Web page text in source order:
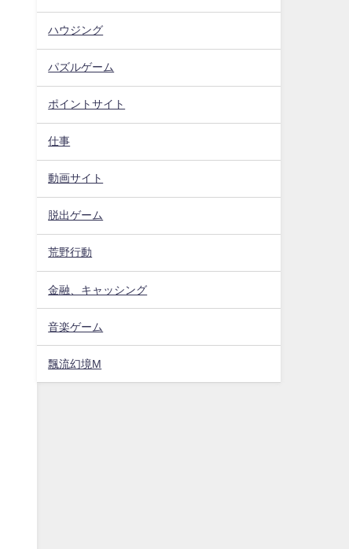
ハウジング
パズルゲーム
ポイントサイト
仕事
動画サイト
脱出ゲーム
荒野行動
金融、キャッシング
音楽ゲーム
飄流幻境M